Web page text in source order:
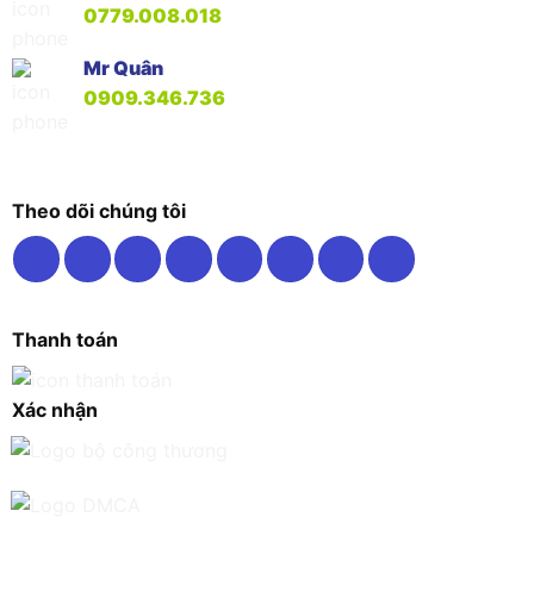
0779.008.018
Mr Quân
0909.346.736
Theo dõi chúng tôi
Thanh toán
Xác nhận